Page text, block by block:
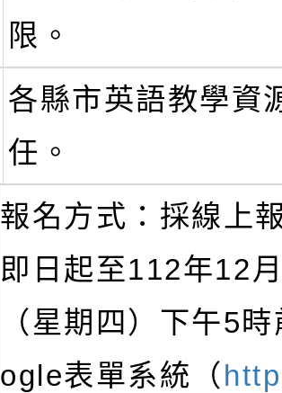
限。
各縣市英語教學資
任。
報名方式：採線上
即日起至112年12
（星期四）下午5
ogle表單系統（